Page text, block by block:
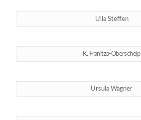
Ulla Steffen
K. Franitza-Oberschelp
Ursula Wagner